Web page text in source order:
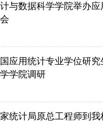
与数据科学学院举办
应用统计专业学位研
学院调研
统计局原总工程师到